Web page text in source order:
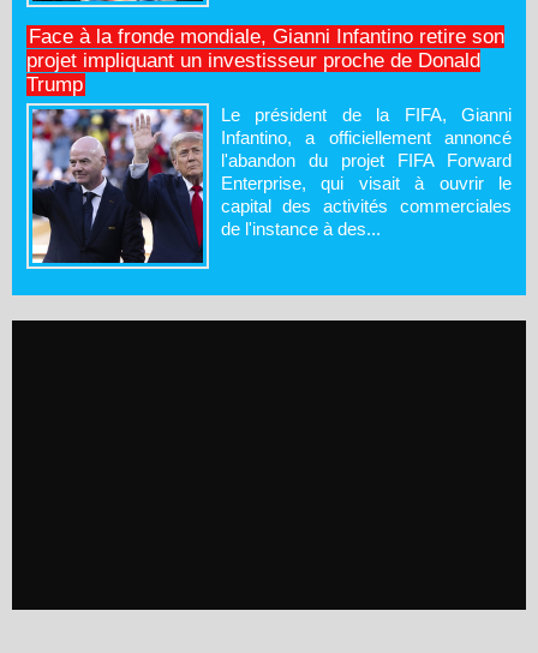
Face à la fronde mondiale, Gianni Infantino retire son
projet impliquant un investisseur proche de Donald
Trump
Le président de la FIFA, Gianni
Infantino, a officiellement annoncé
l'abandon du projet FIFA Forward
Enterprise, qui visait à ouvrir le
capital des activités commerciales
de l'instance à des...